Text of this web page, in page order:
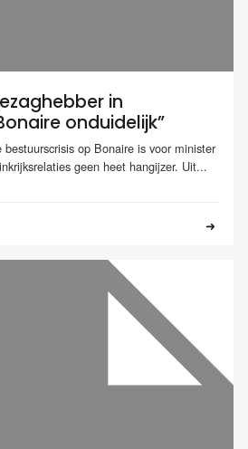
in
onduidelijk”
op Bonaire is voor minister
geen heet hangijzer. Uit...